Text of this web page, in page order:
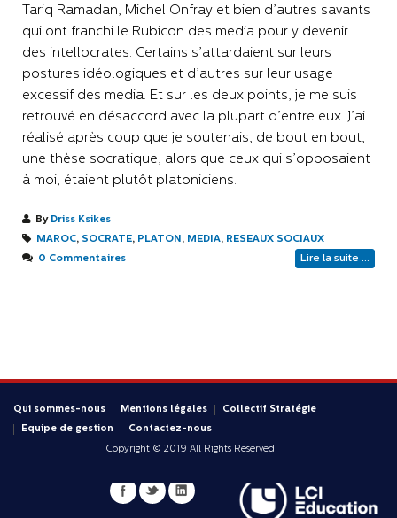
Tariq Ramadan, Michel Onfray et bien d’autres savants
qui ont franchi le Rubicon des media pour y devenir
des intellocrates. Certains s’attardaient sur leurs
postures idéologiques et d’autres sur leur usage
excessif des media. Et sur les deux points, je me suis
retrouvé en désaccord avec la plupart d’entre eux. J’ai
réalisé après coup que je soutenais, de bout en bout,
une thèse socratique, alors que ceux qui s’opposaient
à moi, étaient plutôt platoniciens.
By Driss Ksikes
MAROC, SOCRATE, PLATON , MEDIA, RESEAUX SOCIAUX
0 Commentaires
Lire la suite ...
Qui sommes-nous Mentions légales
Collectif Stratégie
Equipe de gestion
Contactez-nous
Copyright © 2019 All Rights Reserved